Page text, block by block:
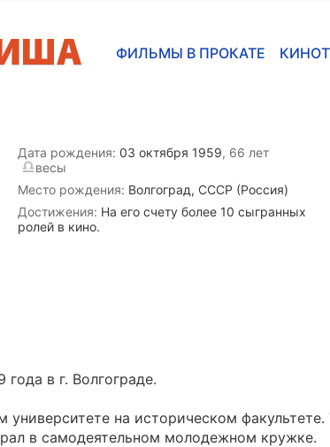
ФИЛЬМЫ В ПРОКАТЕ
Дата рождения: 03 октября 1959, 66 лет
весы
Место рождения: Волгоград, СССР (Россия)
Достижения: На его счету более 10 сыгранных
ролей в кино.
в г. Волгограде.
университете на историческом
в самодеятельном молодежном кружке.